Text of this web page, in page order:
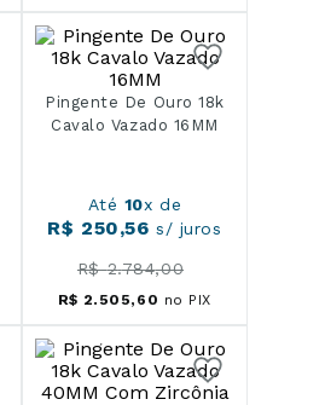
Pingente De Ouro 18k
Cavalo Vazado 16MM
Até 10x de
R$ 250,56 s/ juros
R$ 2.784,00
R$ 2. 505, 60 no PIX